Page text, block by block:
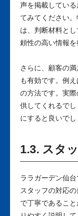
声を掲載してい
てみてください
は、判断材料と
頼性の高い情報を
さらに、顧客の
も有効です。例
の方法です。実
供してくれるで
にすると良いでし
1.3. スタ
ララガーデン仙
スタッフの対応
で丁寧であるこ